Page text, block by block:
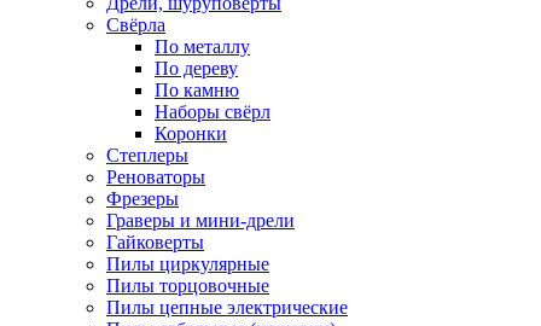
Свёрла
По металлу
По дереву
По камню
Наборы свёрл
Коронки
Степлеры
Реноваторы
Фрезеры
Граверы и мини-дрели
Гайковерты
Пилы циркулярные
Пилы торцовочные
Пилы цепные электрические